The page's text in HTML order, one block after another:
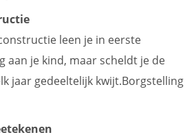
leen je in eerste
aan je kind, maar scheldt je de
jaar gedeeltelijk kwijt.Borgstelling